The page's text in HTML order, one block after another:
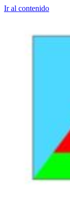
Ir al contenido